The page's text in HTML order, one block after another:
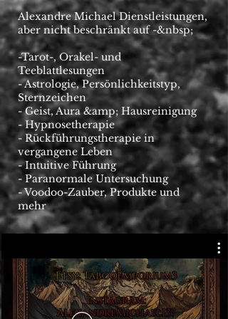
Alexandre Michael Dienstleistungen,
aber nicht beschränkt auf -&nbsp;
-Tarot-, Orakel- und
Teeblattlesungen
- Astrologie, Persönlichkeitstyp,
Sternzeichen
- Geist, Aura &amp; Hausreinigung
- Hypnosetherapie
- Rückführungstherapie in
vergangene Leben
- Intuitive Führung
- Paranormale Untersuchung
- Voodoo-Zauber, Produkte und
mehr